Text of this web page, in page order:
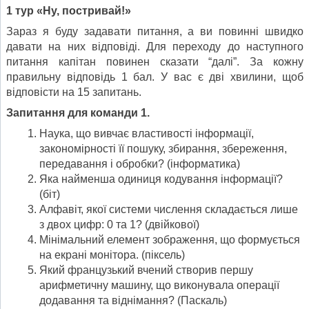
1 тур «Ну, постривай!»
Зараз я буду задавати питання, а ви повинні швидко
давати на них відповіді. Для переходу до наступного
питання капітан повинен сказати “далі”. За кожну
правильну відповідь 1 бал. У вас є дві хвилини, щоб
відповісти на 15 запитань.
Запитання для команди 1.
Наука, що вивчає властивості інформації,
закономірності її пошуку, збирання, збереження,
передавання і обробки? (інформатика)
Яка найменша одиниця кодування інформації?
(біт)
Алфавіт, якої системи числення складається лише
з двох цифр: 0 та 1? (двійкової)
Мінімальний елемент зображення, що формується
на екрані монітора. (піксель)
Який французький вчений створив першу
арифметичну машину, що виконувала операції
додавання та віднімання? (Паскаль)